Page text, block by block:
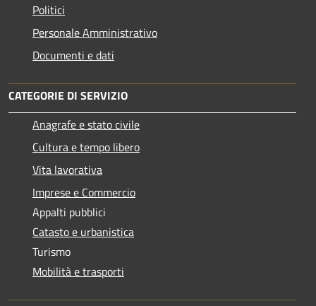
Politici
Personale Amministrativo
Documenti e dati
CATEGORIE DI SERVIZIO
Anagrafe e stato civile
Cultura e tempo libero
Vita lavorativa
Imprese e Commercio
Appalti pubblici
Catasto e urbanistica
Turismo
Mobilità e trasporti